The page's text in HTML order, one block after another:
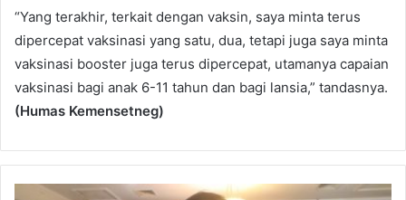
“Yang terakhir, terkait dengan vaksin, saya minta terus
dipercepat vaksinasi yang satu, dua, tetapi juga saya minta
vaksinasi booster juga terus dipercepat, utamanya capaian
vaksinasi bagi anak 6-11 tahun dan bagi lansia,” tandasnya.
(Humas Kemensetneg)